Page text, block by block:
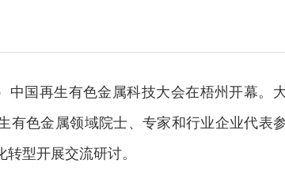
中国再生有色金属科技大会在梧州开幕。
有色金属领域院士、专家和行业企业代表
型开展交流研讨。